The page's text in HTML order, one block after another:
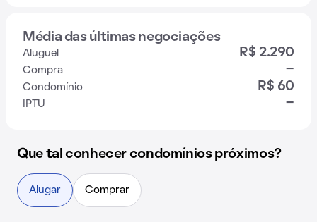
Média das últimas negociações
Aluguel R$ 2.290
Compra -
Condomínio R$ 60
IPTU -
Que tal conhecer condomínios próximos?
Alugar Comprar